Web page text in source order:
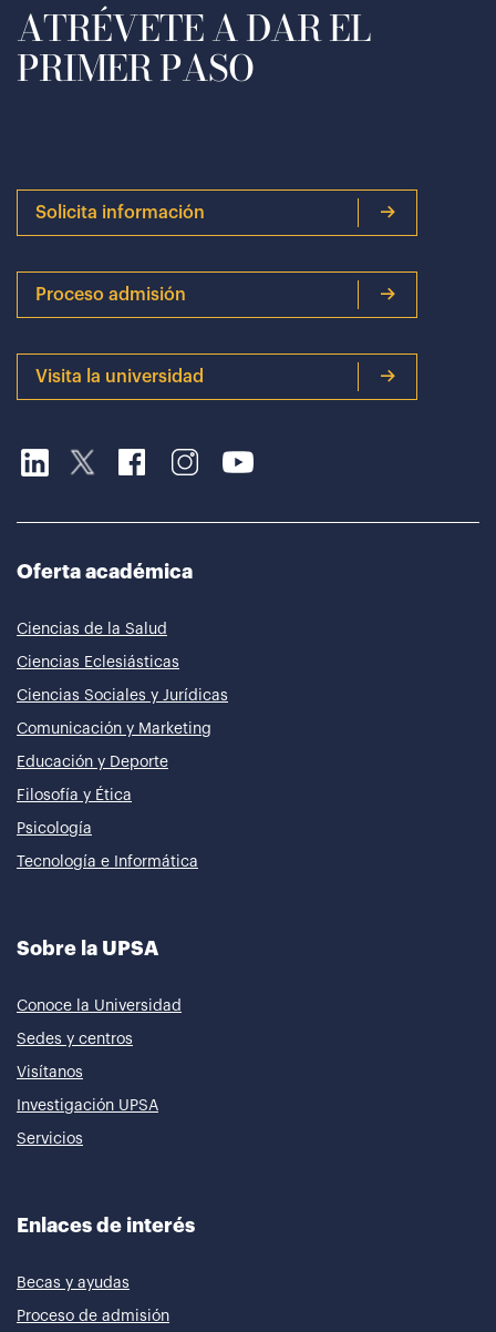
ATRÉVETE A DAR EL
PRIMER PASO
Solicita información
Proceso admisión
Visita la universidad
Oferta académica
Ciencias de la Salud
Ciencias Eclesiásticas
Ciencias Sociales y Jurídicas
Comunicación y Marketing
Educación y Deporte
Filosofía y Ética
Psicología
Tecnología e Informática
Sobre la UPSA
Conoce la Universidad
Sedes y centros
Visítanos
Investigación UPSA
Servicios
Enlaces de interés
Becas y ayudas
Proceso de admisión